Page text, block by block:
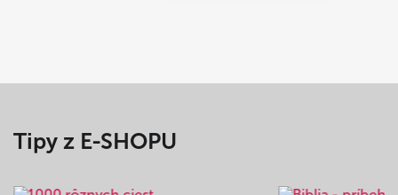
Tipy z E-SHOPU